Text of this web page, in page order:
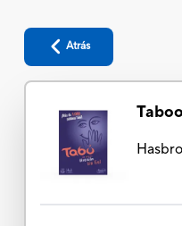
Atrás